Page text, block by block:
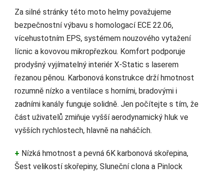
Za silné stránky této moto helmy považujeme
bezpečnostní výbavu s homologací ECE 22.06,
vícehustotním EPS, systémem nouzového vytažení
lícnic a kovovou mikropřezkou. Komfort podporuje
prodyšný vyjímatelný interiér X-Static s laserem
řezanou pěnou. Karbonová konstrukce drží hmotnost
rozumně nízko a ventilace s horními, bradovými i
zadními kanály funguje solidně. Jen počítejte s tím, že
část uživatelů zmiňuje vyšší aerodynamický hluk ve
vyšších rychlostech, hlavně na naháčích.
+ Nízká hmotnost a pevná 6K karbonová skořepina,
Šest velikostí skořepiny, Sluneční clona a Pinlock